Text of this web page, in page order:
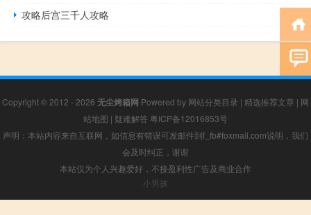
攻略后宫三千人攻略
Copyright © 2012 - 2026 无尘烤箱网 Powered by 网站分类目录 | 精选推荐文章 | 网
站地图 | 疑难解答 粤ICP备12016853号
声明：本站内容来自互联网，如信息有错误可发邮件到f_fb#foxmail.com说明，我们
会及时纠正，谢谢
本站仅为个人兴趣爱好，不接盈利性广告及商业合作
小男孩